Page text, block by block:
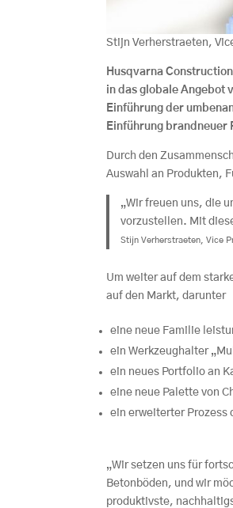
Stijn Verherstraeten,
Husqvarna
in das globale Angebot
Einführung der
Einführung brandneuer
Durch den
Auswahl an Produkten,
„Wir freuen uns, die
vorzustellen. Mit
Stijn Verherstraeten, Vice
Um weiter auf dem
auf den Markt, darunter
eine neue Familie
ein Werkzeughalter
ein neues Portfolio an
eine neue Palette von
ein erweiterter Prozess
„Wir setzen uns für
Betonböden, und wir
produktivste,